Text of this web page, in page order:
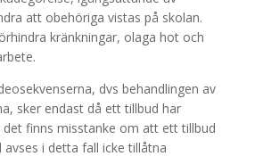
att obehöriga vistas på skolan.
kränkningar, olaga hot och
dvs behandlingen av
sker endast då ett tillbud har
finns misstanke om att ett tillbud
avses i detta fall icke tillåtna